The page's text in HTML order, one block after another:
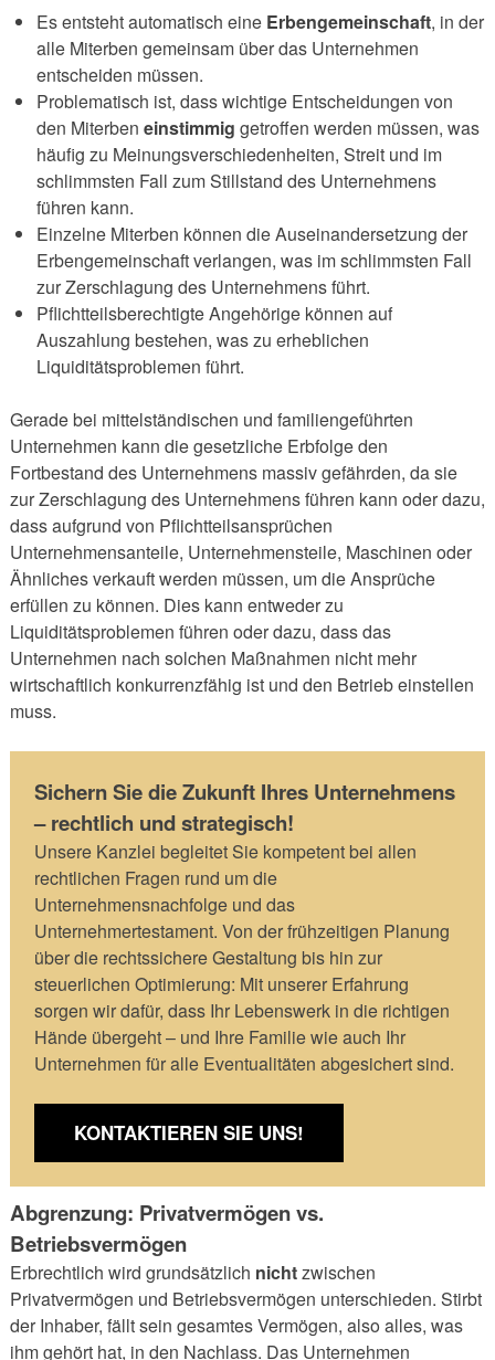
Es entsteht automatisch eine Erbengemeinschaft, in der
alle Miterben gemeinsam über das Unternehmen
entscheiden müssen.
Problematisch ist, dass wichtige Entscheidungen von
den Miterben einstimmig getroffen werden müssen, was
häufig zu Meinungsverschiedenheiten, Streit und im
schlimmsten Fall zum Stillstand des Unternehmens
führen kann.
Einzelne Miterben können die Auseinandersetzung der
Erbengemeinschaft verlangen, was im schlimmsten Fall
zur Zerschlagung des Unternehmens führt.
Pflichtteilsberechtigte Angehörige können auf
Auszahlung bestehen, was zu erheblichen
Liquiditätsproblemen führt.
Gerade bei mittelständischen und familiengeführten
Unternehmen kann die gesetzliche Erbfolge den
Fortbestand des Unternehmens massiv gefährden, da sie
zur Zerschlagung des Unternehmens führen kann oder dazu,
dass aufgrund von Pflichtteilsansprüchen
Unternehmensanteile, Unternehmensteile, Maschinen oder
Ähnliches verkauft werden müssen, um die Ansprüche
erfüllen zu können. Dies kann entweder zu
Liquiditätsproblemen führen oder dazu, dass das
Unternehmen nach solchen Maßnahmen nicht mehr
wirtschaftlich konkurrenzfähig ist und den Betrieb einstellen
muss.
Sichern Sie die Zukunft Ihres Unternehmens
– rechtlich und strategisch!
Unsere Kanzlei begleitet Sie kompetent bei allen
rechtlichen Fragen rund um die
Unternehmensnachfolge und das
Unternehmertestament. Von der frühzeitigen Planung
über die rechtssichere Gestaltung bis hin zur
steuerlichen Optimierung: Mit unserer Erfahrung
sorgen wir dafür, dass Ihr Lebenswerk in die richtigen
Hände übergeht – und Ihre Familie wie auch Ihr
Unternehmen für alle Eventualitäten abgesichert sind.
KONTAKTIEREN SIE UNS!
Abgrenzung: Privatvermögen vs.
Betriebsvermögen
Erbrechtlich wird grundsätzlich nichtzwischen
Privatvermögen und Betriebsvermögen unterschieden. Stirbt
der Inhaber, fällt sein gesamtes Vermögen, also alles, was
ihm gehört hat, in den Nachlass. Das Unternehmen